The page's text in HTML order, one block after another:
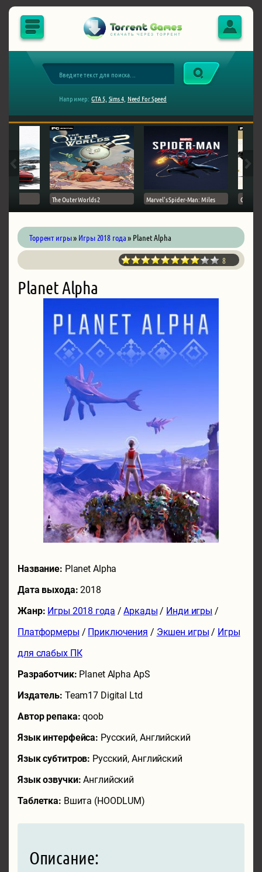
Например: GTA 5, Sims 4, Need For Speed
The Outer Worlds 2 Marvel's Spider-Man: Miles Ghost
Торрент игры» Игры 2018 года» Planet Alpha
8
Planet Alpha
Название: Planet Alpha
Дата выхода:2018
Жанр: Игры 2018 года /Аркады / Инди игры /
Платформеры / Приключения / Экшен игры / Игры
для слабых ПК
Разработчик: Planet Alpha ApS
Издатель: Team17 Digital Ltd
Автор репака:qoob
Язык интерфейса: Русский, Английский
Язык субтитров: Русский, Английский
Язык озвучки:Английский
Таблетка: Вшита (HOODLUM)
Описание: